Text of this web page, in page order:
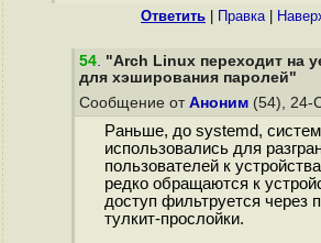
Ответить Правка|
54. "Arch Linux переходит на
для хэширования паролей"
Сообщение от Аноним (54), 24-
Раньше, до systemd,
использовались для
пользователей к
редко обращаются к
доступ фильтруется через
тулкит-прослойки.